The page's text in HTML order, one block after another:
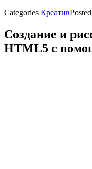
Categories Креатив
Создание и
HTML5 с